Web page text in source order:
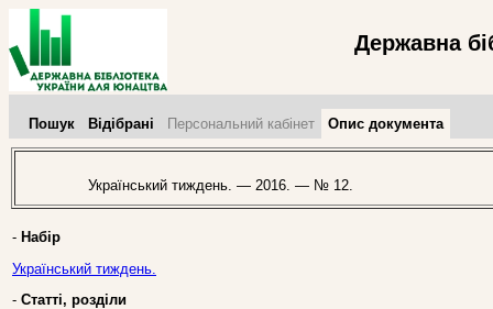
Державна
Пошук Відібрані Персональний кабінет Опис документа
Український тиждень. — 2016. — № 12.
- Набір
Український тиждень.
- Статті, розділи